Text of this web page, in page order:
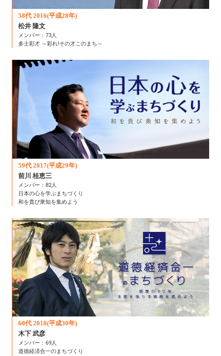
58代 2016(平成28年)
松井 隆文
メンバー：73人
多士彩才 ～彩れ!その才このまち～
59代 2017(平成29年)
前川 桂恵三
メンバー：82人
日本の心を学ぶまちづくり
和を貴び衆知を集めよう
60代 2018(平成30年)
木下 武彦
メンバー：69人
道徳経済合一のまちづくり